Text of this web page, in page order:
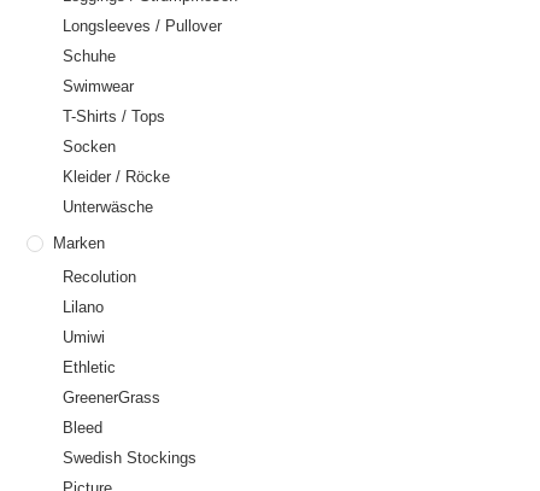
Longsleeves / Pullover
Schuhe
Swimwear
T-Shirts / Tops
Socken
Kleider / Röcke
Unterwäsche
Marken
Recolution
Lilano
Umiwi
Ethletic
GreenerGrass
Bleed
Swedish Stockings